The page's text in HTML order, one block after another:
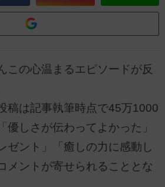
この心温まるエピソードが反
稿は記事執筆時点で45万1000
優しさが伝わってよかった」
ゼント」「癒しの力に感動し
メントが寄せられることとな